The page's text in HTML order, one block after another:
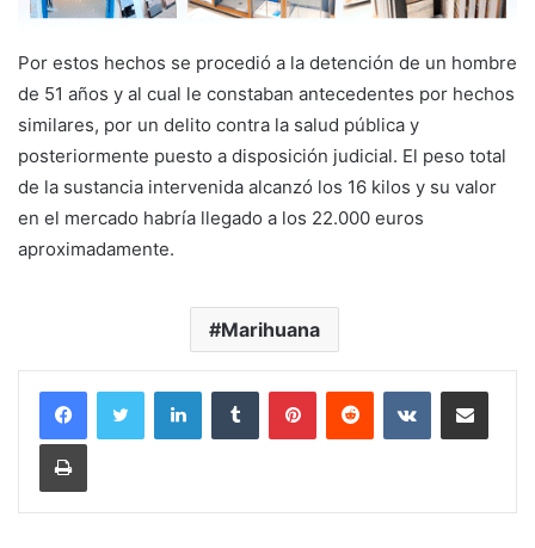
Por estos hechos se procedió a la detención de un hombre
de 51 años y al cual le constaban antecedentes por hechos
similares, por un delito contra la salud pública y
posteriormente puesto a disposición judicial. El peso total
de la sustancia intervenida alcanzó los 16 kilos y su valor
en el mercado habría llegado a los 22.000 euros
aproximadamente.
Marihuana
LinkedInTumblr PinterestReddit VKontakteCompartir por
Imprimir